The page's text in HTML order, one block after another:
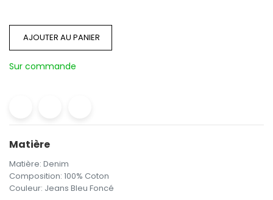
AJOUTER AU PANIER
Sur commande
Matière
Matière: Denim
Composition: 100% Coton
Couleur: Jeans Bleu Foncé